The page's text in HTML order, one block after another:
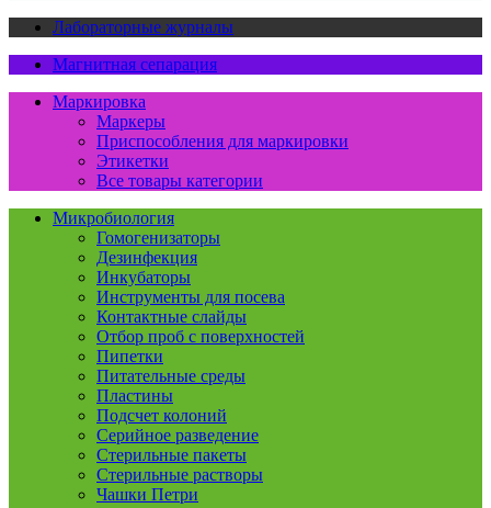
Лабораторные журналы
Магнитная сепарация
Маркировка
Маркеры
Приспособления для маркировки
Этикетки
Все товары категории
Микробиология
Гомогенизаторы
Дезинфекция
Инкубаторы
Инструменты для посева
Контактные слайды
Отбор проб с поверхностей
Пипетки
Питательные среды
Пластины
Подсчет колоний
Серийное разведение
Стерильные пакеты
Стерильные растворы
Чашки Петри